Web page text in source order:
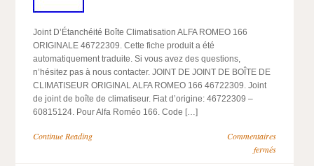
Joint D’Étanchéité Boîte Climatisation ALFA ROMEO 166
ORIGINALE 46722309. Cette fiche produit a été
automatiquement traduite. Si vous avez des questions,
n’hésitez pas à nous contacter. JOINT DE JOINT DE BOÎTE DE
CLIMATISEUR ORIGINAL ALFA ROMEO 166 46722309. Joint
de joint de boîte de climatiseur. Fiat d’origine: 46722309 –
60815124. Pour Alfa Roméo 166. Code […]
Continue Reading
Commentaires
fermés